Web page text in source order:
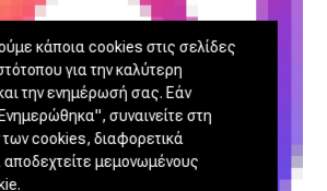
κάποια cookies στις σελίδες
για την καλύτερη
την ενημέρωσή σας. Εάν
συναινείτε στη
cookies, διαφορετικά
αποδεχτείτε μεμονωμένους